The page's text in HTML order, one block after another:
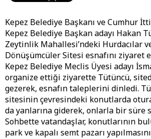
Kepez Belediye Başkanı ve Cumhur
Kepez Belediye Başkan adayı Hakan
Zeytinlik Mahallesi’ndeki Hurdacılar
Dönüşümcüler Sitesi esnafını ziyaret
Kepez Belediye Meclis Üyesi adayı
organize ettiği ziyarette Tütüncü,
gezerek, esnafın taleplerini dinledi.
sitesinin çevresindeki konutlarda
da yanlarına giderek, onlarla bir süre
Sohbette vatandaşlar, konutlarının
park ve kapalı semt pazarı